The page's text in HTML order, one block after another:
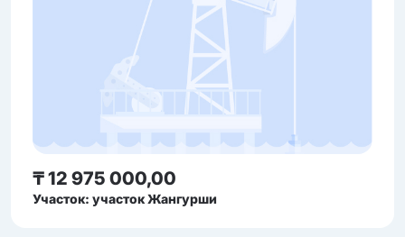
₸ 12 975 000,00
Участок: участок Жангурши